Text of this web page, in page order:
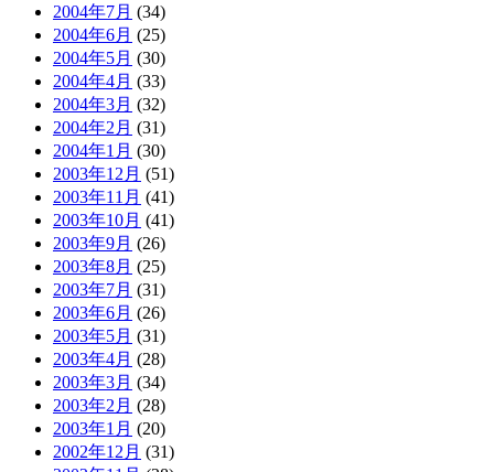
2004年7月 (34)
2004年6月 (25)
2004年5月 (30)
2004年4月 (33)
2004年3月 (32)
2004年2月 (31)
2004年1月 (30)
2003年12月 (51)
2003年11月 (41)
2003年10月 (41)
2003年9月 (26)
2003年8月 (25)
2003年7月 (31)
2003年6月 (26)
2003年5月 (31)
2003年4月 (28)
2003年3月 (34)
2003年2月 (28)
2003年1月 (20)
2002年12月 (31)